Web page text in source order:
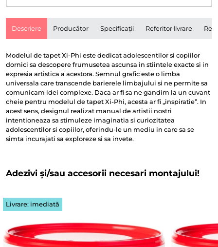
Descriere Producător Specificații Referitor livrare
Modelul de tapet Xi-Phi este dedicat adolescentilor si copiilor
dornici sa descopere frumusetea ascunsa in stiintele exacte si in
expresia artistica a acestora. Semnul grafic este o limba
universala care transcende barierele limbajului si ne permite sa
comunicam idei complexe. Daca ar fi sa ne gandim la un cuvant
cheie pentru modelul de tapet Xi-Phi, acesta ar fi „inspiratie”. In
acest sens, designul realizat manual de artistii nostri
intentioneaza sa stimuleze imaginatia si curiozitatea
adolescentilor si copiilor, oferindu-le un mediu in care sa se
simta incurajati sa exploreze si sa invete.
Adezivi și/sau accesorii necesari montajului!
Livrare: imediată